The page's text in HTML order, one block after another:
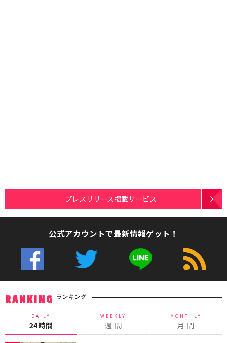
プレスリリース掲載サービス
公式アカウントで最新情報ゲット！
RANKING ランキング
DAILY
24時間
WEEKLY
週 間
MONTHLY
月 間